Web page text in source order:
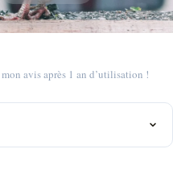
avis après 1 an d’utilisation !